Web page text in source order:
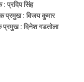
: प्रदिप सिंह
प्रमुख: विजय कुमार
प्रमुख: दिनेश गडतोला